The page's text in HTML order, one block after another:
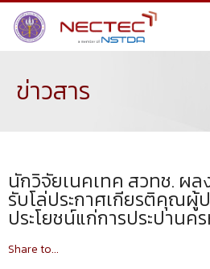
ข่าวสาร
นักวิจัยเนคเทค สวทช. ผล
รับโล่ประกาศเกียรติคุณผู้
ประโยชน์แก่การประปานค
Share to...